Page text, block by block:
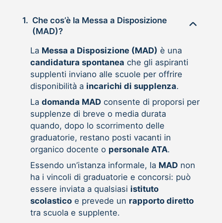
1. Che cos’è la Messa a Disposizione
(MAD)?
La Messa a Disposizione (MAD) è una
candidatura spontanea che gli aspiranti
supplenti inviano alle scuole per offrire
disponibilità a incarichi di supplenza.
La domanda MADconsente di proporsi per
supplenze di breve o media durata
quando, dopo lo scorrimento delle
graduatorie, restano posti vacanti in
organico docente o personale ATA.
Essendo un’istanza informale, la MADnon
ha i vincoli di graduatorie e concorsi: può
essere inviata a qualsiasi istituto
scolasticoe prevede un rapporto diretto
tra scuola e supplente.